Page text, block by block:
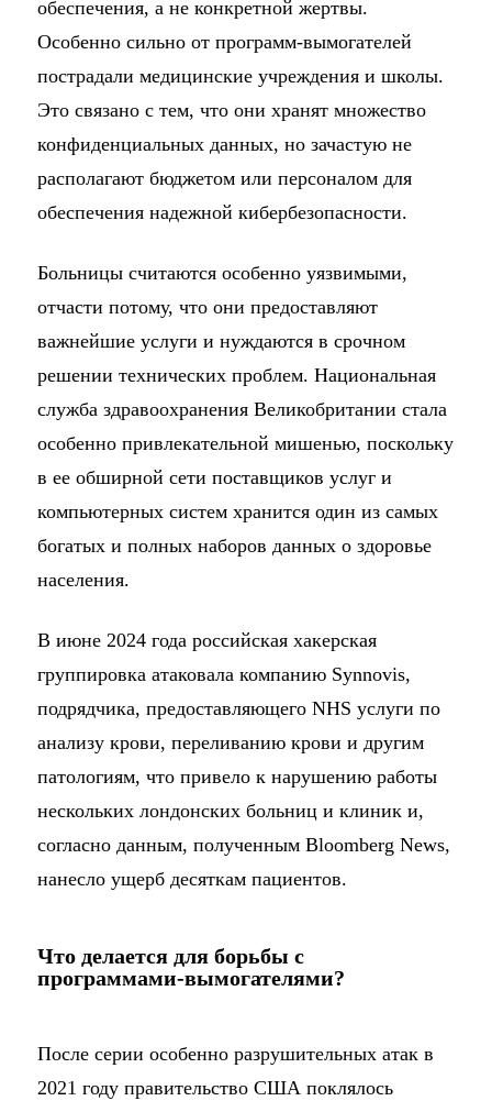
обеспечения, а не конкретной жертвы.
Особенно сильно от программ-вымогателей
пострадали медицинские учреждения и школы.
Это связано с тем, что они хранят множество
конфиденциальных данных, но зачастую не
располагают бюджетом или персоналом для
обеспечения надежной кибербезопасности.
Больницы считаются особенно уязвимыми,
отчасти потому, что они предоставляют
важнейшие услуги и нуждаются в срочном
решении технических проблем. Национальная
служба здравоохранения Великобритании стала
особенно привлекательной мишенью, поскольку
в ее обширной сети поставщиков услуг и
компьютерных систем хранится один из самых
богатых и полных наборов данных о здоровье
населения.
В июне 2024 года российская хакерская
группировка атаковала компанию Synnovis,
подрядчика, предоставляющего NHS услуги по
анализу крови, переливанию крови и другим
патологиям, что привело к нарушению работы
нескольких лондонских больниц и клиник и,
согласно данным, полученным Bloomberg News,
нанесло ущерб десяткам пациентов.
Что делается для борьбы с
программами-вымогателями?
После серии особенно разрушительных атак в
2021 году правительство США поклялось